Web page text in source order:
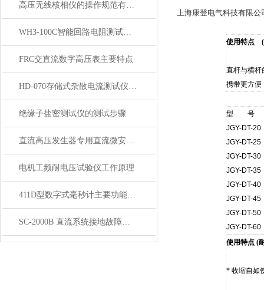
高压无线核相仪的操作规范有哪些？
WH3-100C智能回路电阻测试仪产品特征技术参数
FRC交直流数字高压表主要特点
HD-070存储式杂散电流测试仪技术要求
绝缘子盐密测试仪的测试步骤
直流高压发生器专用直流微安表技术参数
电机工频耐电压试验仪工作原理
411D型数字式毫秒计主要功能主要参数
SC-2000B 直流系统接地故障测试仪 工作原理
上海康登电气科技有限
使用特点 (
直杆与横杆
携带更方便
型 号
JGY-DT-20
JGY-DT-25
JGY-DT-30
JGY-DT-35
JGY-DT-40
JGY-DT-45
JGY-DT-50
JGY-DT-60
使用特点 (
* 收缩自如